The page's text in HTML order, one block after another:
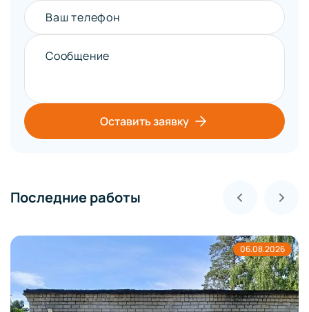
Ваш телефон
Сообщение
Оставить заявку
Последние работы
06.08.2026